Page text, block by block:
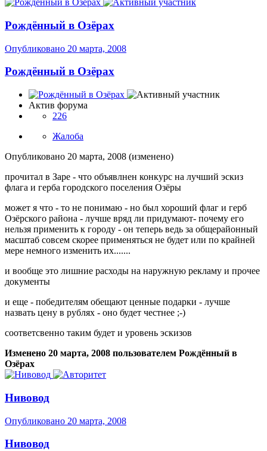
Рождённый в Озёрах
Опубликовано 20 марта, 2008
Рождённый в Озёрах
Актив форума
226
Жалоба
Опубликовано 20 марта, 2008 (изменено)
прочитал в Заре - что объявлнен конкурс на лучший эскиз
флага и герба городского поселения Озёры
может я что - то не понимаю - но был хороший флаг и герб
Озёрского района - лучше вряд ли придумают- почему его
нельзя применить к городу - он теперь ведь за общерайонный
масштаб совсем скорее применяться не будет или по крайней
мере немного изменить их.......
и вообще это лишние расходы на наружную рекламу и прочее
документы
и еще - победителям обещают ценные подарки - лучше
назвать цену в рублях - оно будет честнее ;-)
соответсвенно таким будет и уровень эскизов
Изменено 20 марта, 2008 пользователем Рождённый в
Озёрах
Нивовод
Опубликовано 20 марта, 2008
Нивовод